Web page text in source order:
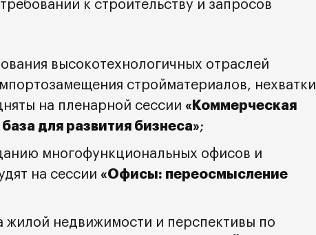
к строительству и запросов
высокотехнологичных отраслей
стройматериалов, нехватки
на пленарной сессии «Коммерческая
для развития бизнеса»;
многофункциональных офисов и
на сессии «Офисы: переосмысление
жилой недвижимости и перспективы по